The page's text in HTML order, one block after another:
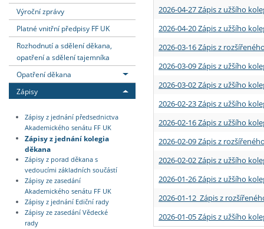
Absolventi fakulty
Vyjíždějící zaměstnanci
Výroční zprávy
Platné vnitřní předpisy FF UK
Rozhodnutí a sdělení děkana,
opatření a sdělení tajemníka
Opatření děkana
Zápisy
Zápisy z jednání předsednictva
Akademického senátu FF UK
Zápisy z jednání kolegia
děkana
Zápisy z porad děkana s
vedoucími základních součástí
Zápisy ze zasedání
Akademického senátu FF UK
Zápisy z jednání Ediční rady
Zápisy ze zasedání Vědecké
rady
2026-04-27 Zápis z užšího
2026-04-20 Zápis z užšího
2026-03-16 Zápis z
2026-03-09 Zápis z užšího
2026-03-02 Zápis z užšího
2026-02-23 Zápis z užšího
2026-02-16 Zápis z užšího
2026-02-09 Zápis z
2026-02-02 Zápis z užšího
2026-01-26 Zápis z užšího
2026-01-12 Zápis z
2026-01-05 Zápis z užšího